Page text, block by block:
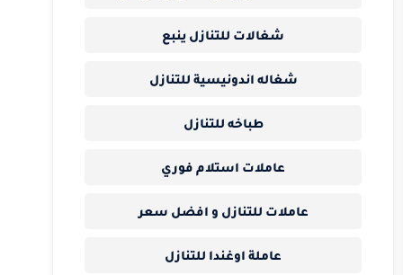
شغالات للتنازل ينبع
شغاله اندونيسية للتنازل
طباخه للتنازل
عاملات استلام فوري
عاملات للتنازل و افضل سعر
عاملة اوغندا للتنازل